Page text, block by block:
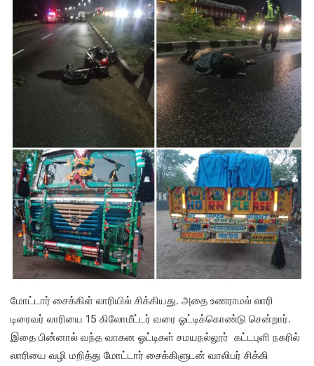
மோட்டார் சைக்கிள் லாரியில் சிக்கியது. அதை உணராமல் லாரி
டிரைவர் லாரியை 15 கிலோமீட்டர் வரை ஓட்டிக்கொண்டு சென்றார்.
இதை பின்னால் வந்த வாகன ஓட்டிகள் சமயநல்லூர் கட்டபுளி நகரில்
லாரியை வழி மறித்து மோட்டார் சைக்கிளுடன் வாலிபர் சிக்கி